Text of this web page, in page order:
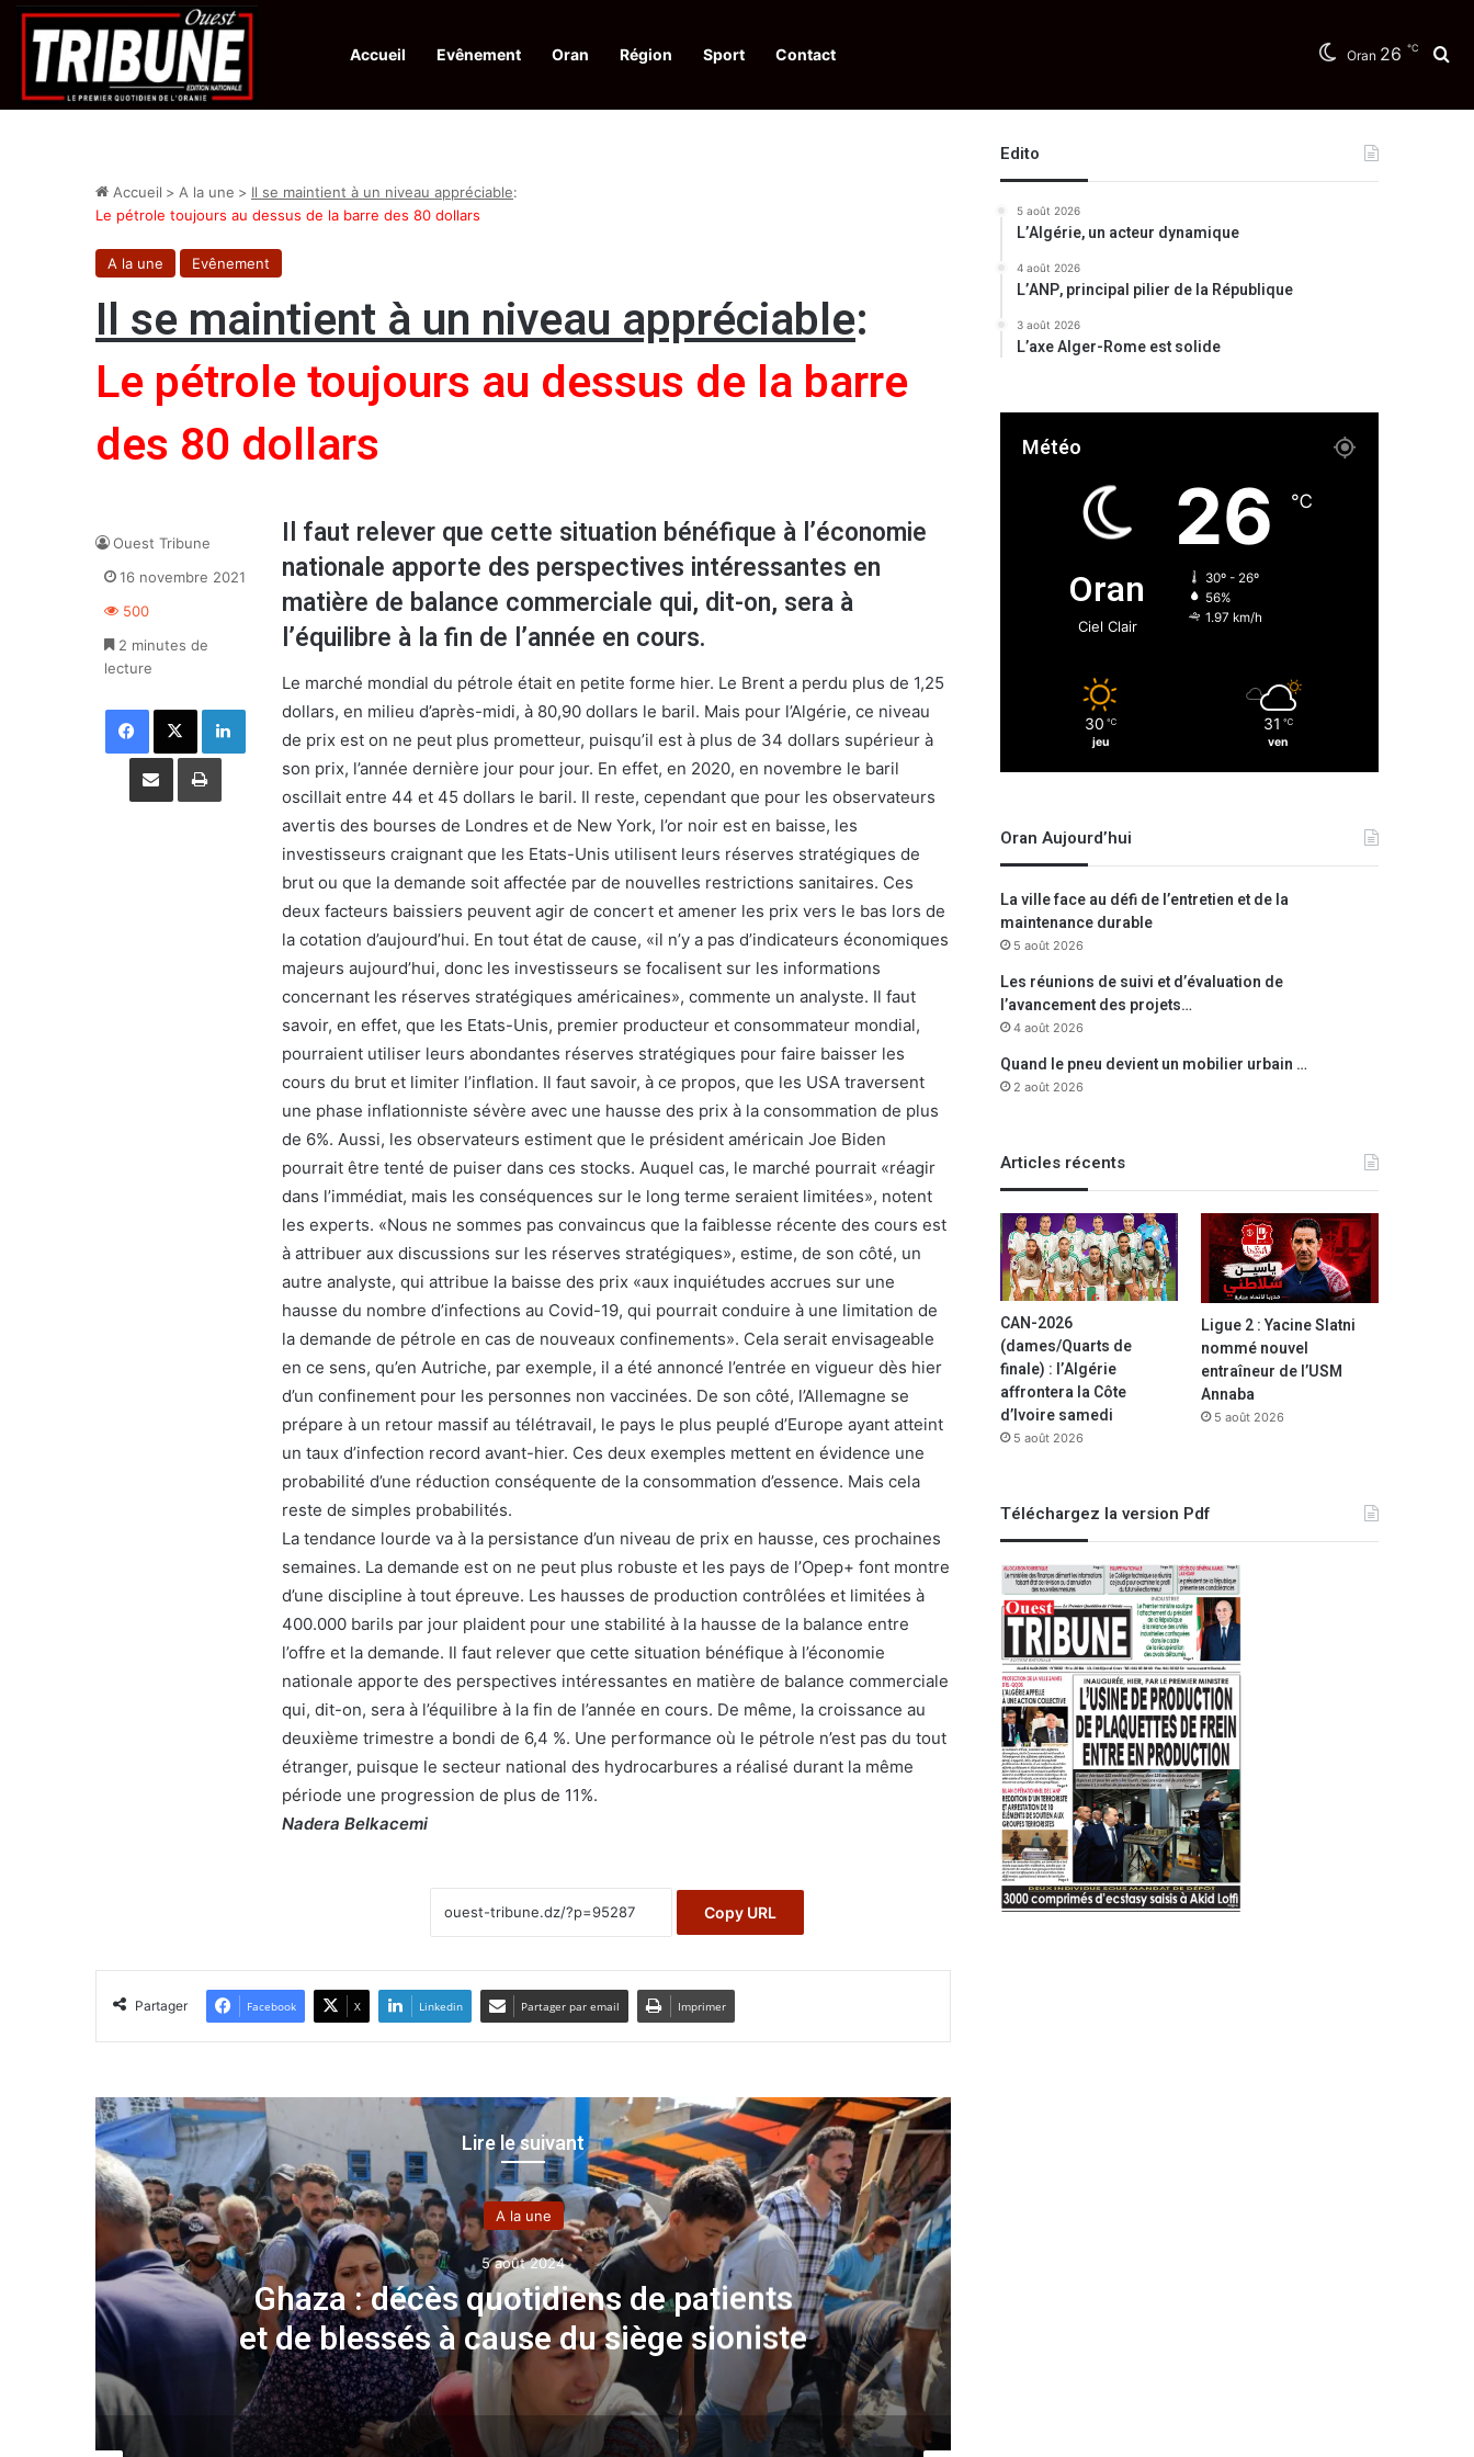
Accueil Evênement Oran Région Sport Contact Oran 26 ℃
Infos en Direct: Protection de la ville sainte d’El-Qods : l’Algérie appelle à une action collective
Accueil > A la une > Il se maintient à un niveau appréciable:
Le pétrole toujours au dessus de la barre des 80 dollars
A la une Evênement
Il se maintient à un niveau appréciable:
Le pétrole toujours au dessus de la barre
des 80 dollars
Il faut relever que cette situation bénéfique à l’économie
nationale apporte des perspectives intéressantes en
matière de balance commerciale qui, dit-on, sera à
l’équilibre à la fin de l’année en cours.
Le marché mondial du pétrole était en petite forme hier. Le Brent a perdu plus de 1,25
dollars, en milieu d’après-midi, à 80,90 dollars le baril. Mais pour l’Algérie, ce niveau
de prix est on ne peut plus prometteur, puisqu’il est à plus de 34 dollars supérieur à
son prix, l’année dernière jour pour jour. En effet, en 2020, en novembre le baril
oscillait entre 44 et 45 dollars le baril. Il reste, cependant que pour les observateurs
avertis des bourses de Londres et de New York, l’or noir est en baisse, les
investisseurs craignant que les Etats-Unis utilisent leurs réserves stratégiques de
brut ou que la demande soit affectée par de nouvelles restrictions sanitaires. Ces
deux facteurs baissiers peuvent agir de concert et amener les prix vers le bas lors de
la cotation d’aujourd’hui. En tout état de cause, «il n’y a pas d’indicateurs économiques
majeurs aujourd’hui, donc les investisseurs se focalisent sur les informations
concernant les réserves stratégiques américaines», commente un analyste. Il faut
savoir, en effet, que les Etats-Unis, premier producteur et consommateur mondial,
pourraient utiliser leurs abondantes réserves stratégiques pour faire baisser les
cours du brut et limiter l’inflation. Il faut savoir, à ce propos, que les USA traversent
une phase inflationniste sévère avec une hausse des prix à la consommation de plus
de 6%. Aussi, les observateurs estiment que le président américain Joe Biden
pourrait être tenté de puiser dans ces stocks. Auquel cas, le marché pourrait «réagir
dans l’immédiat, mais les conséquences sur le long terme seraient limitées», notent
les experts. «Nous ne sommes pas convaincus que la faiblesse récente des cours est
à attribuer aux discussions sur les réserves stratégiques», estime, de son côté, un
autre analyste, qui attribue la baisse des prix «aux inquiétudes accrues sur une
hausse du nombre d’infections au Covid-19, qui pourrait conduire à une limitation de
la demande de pétrole en cas de nouveaux confinements». Cela serait envisageable
en ce sens, qu’en Autriche, par exemple, il a été annoncé l’entrée en vigueur dès hier
d’un confinement pour les personnes non vaccinées. De son côté, l’Allemagne se
prépare à un retour massif au télétravail, le pays le plus peuplé d’Europe ayant atteint
un taux d’infection record avant-hier. Ces deux exemples mettent en évidence une
probabilité d’une réduction conséquente de la consommation d’essence. Mais cela
reste de simples probabilités.
La tendance lourde va à la persistance d’un niveau de prix en hausse, ces prochaines
semaines. La demande est on ne peut plus robuste et les pays de l’Opep+ font montre
d’une discipline à tout épreuve. Les hausses de production contrôlées et limitées à
400.000 barils par jour plaident pour une stabilité à la hausse de la balance entre
l’offre et la demande. Il faut relever que cette situation bénéfique à l’économie
nationale apporte des perspectives intéressantes en matière de balance commerciale
qui, dit-on, sera à l’équilibre à la fin de l’année en cours. De même, la croissance au
deuxième trimestre a bondi de 6,4 %. Une performance où le pétrole n’est pas du tout
étranger, puisque le secteur national des hydrocarbures a réalisé durant la même
période une progression de plus de 11%.
Nadera Belkacemi
Copy URL
Ouest Tribune
16 novembre 2021
500
2 minutes de
lecture
Facebook X Linkedin
Partager par email Imprimer
Partager Facebook X Linkedin Partager par email Imprimer
Lire le suivant
A la une
5 août 2024
Ghaza : décès quotidiens de patients
et de blessés à cause du siège sioniste
Edito
5 août 2026
L’Algérie, un acteur dynamique
4 août 2026
L’ANP, principal pilier de la République
3 août 2026
L’axe Alger-Rome est solide
Météo
Oran
Ciel Clair
26 ℃
30º - 26º
56%
1.97 km/h
30 ℃
jeu
31 ℃
ven
Oran Aujourd’hui
La ville face au défi de l’entretien et de la
maintenance durable
5 août 2026
Les réunions de suivi et d’évaluation de
l’avancement des projets…
4 août 2026
Quand le pneu devient un mobilier urbain …
2 août 2026
Articles récents
CAN-2026
(dames/Quarts de
finale) : l’Algérie
affrontera la Côte
d’Ivoire samedi
5 août 2026
Ligue 2 : Yacine Slatni
nommé nouvel
entraîneur de l’USM
Annaba
5 août 2026
Téléchargez la version Pdf